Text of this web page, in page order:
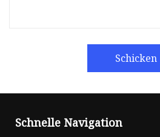
Schicken
Schnelle Navigation